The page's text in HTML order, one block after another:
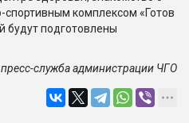
спортивным комплексом «Готов
будут подготовлены
служба администрации ЧГО